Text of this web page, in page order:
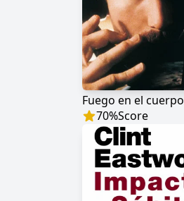
Fuego en el cuerpo
70%Score